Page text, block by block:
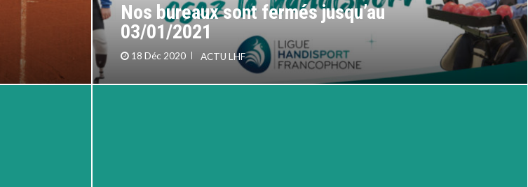
Nos bureaux sont fermés jusqu’au
03/01/2021
18 Déc 2020 ACTU LHF